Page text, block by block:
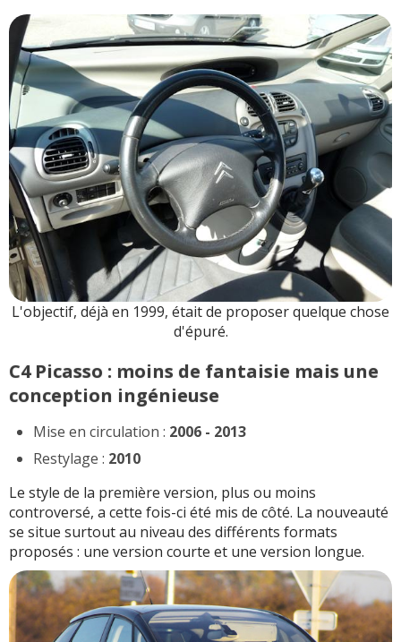
L'objectif, déjà en 1999, était de proposer quelque chose
d'épuré.
C4 Picasso : moins de fantaisie mais une
conception ingénieuse
Mise en circulation : 2006 - 2013
Restylage : 2010
Le style de la première version, plus ou moins
controversé, a cette fois-ci été mis de côté. La nouveauté
se situe surtout au niveau des différents formats
proposés : une version courte et une version longue.